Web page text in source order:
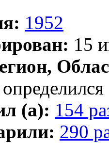
1952
15
(а): 154
290